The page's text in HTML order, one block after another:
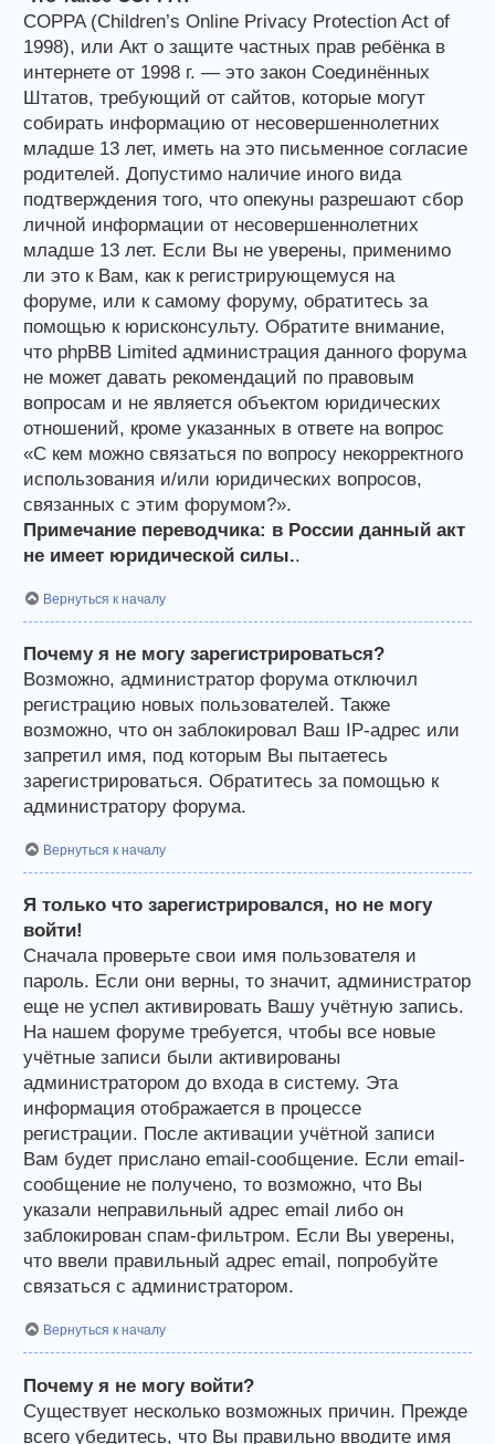
COPPA (Children’s Online Privacy Protection Act of
1998), или Акт о защите частных прав ребёнка в
интернете от 1998 г. — это закон Соединённых
Штатов, требующий от сайтов, которые могут
собирать информацию от несовершеннолетних
младше 13 лет, иметь на это письменное согласие
родителей. Допустимо наличие иного вида
подтверждения того, что опекуны разрешают сбор
личной информации от несовершеннолетних
младше 13 лет. Если Вы не уверены, применимо
ли это к Вам, как к регистрирующемуся на
форуме, или к самому форуму, обратитесь за
помощью к юрисконсульту. Обратите внимание,
что phpBB Limited администрация данного форума
не может давать рекомендаций по правовым
вопросам и не является объектом юридических
отношений, кроме указанных в ответе на вопрос
«С кем можно связаться по вопросу некорректного
использования и/или юридических вопросов,
связанных с этим форумом?».
Примечание переводчика: в России данный акт
не имеет юридической силы..
Вернуться к началу
Почему я не могу зарегистрироваться?
Возможно, администратор форума отключил
регистрацию новых пользователей. Также
возможно, что он заблокировал Ваш IP-адрес или
запретил имя, под которым Вы пытаетесь
зарегистрироваться. Обратитесь за помощью к
администратору форума.
Вернуться к началу
Я только что зарегистрировался, но не могу
войти!
Сначала проверьте свои имя пользователя и
пароль. Если они верны, то значит, администратор
еще не успел активировать Вашу учётную запись.
На нашем форуме требуется, чтобы все новые
учётные записи были активированы
администратором до входа в систему. Эта
информация отображается в процессе
регистрации. После активации учётной записи
Вам будет прислано email-сообщение. Если email-
сообщение не получено, то возможно, что Вы
указали неправильный адрес email либо он
заблокирован спам-фильтром. Если Вы уверены,
что ввели правильный адрес email, попробуйте
связаться с администратором.
Вернуться к началу
Почему я не могу войти?
Существует несколько возможных причин. Прежде
всего убедитесь, что Вы правильно вводите имя